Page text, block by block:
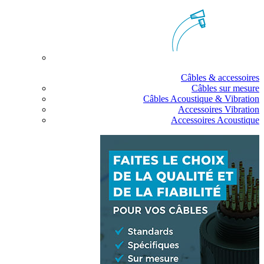
Câbles & accessoires
Câbles sur mesure
Câbles Acoustique & Vibration
Accessoires Vibration
Accessoires Acoustique